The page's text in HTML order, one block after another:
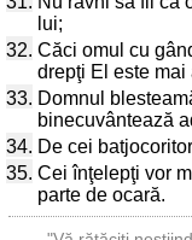
lui;
32. Căci omul cu
drepţi El este mai
33. Domnul
binecuvântează
34. De cei
35. Cei înţelepţi vor
parte de ocară.